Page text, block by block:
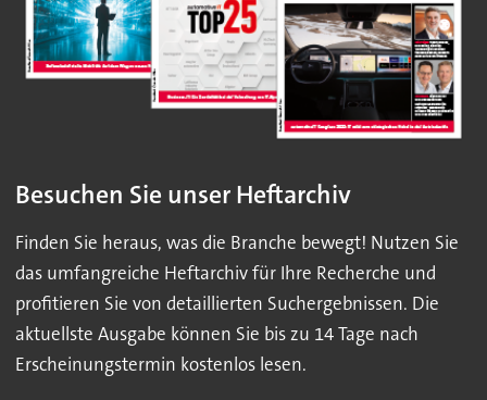
Besuchen Sie unser Heftarchiv
Finden Sie heraus, was die Branche bewegt! Nutzen Sie
das umfangreiche Heftarchiv für Ihre Recherche und
profitieren Sie von detaillierten Suchergebnissen. Die
aktuellste Ausgabe können Sie bis zu 14 Tage nach
Erscheinungstermin kostenlos lesen.